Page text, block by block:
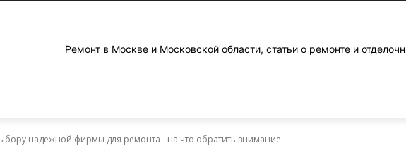
Ремонт в Москве и Московской области, статьи о ремонте и
надежной фирмы для ремонта - на что обратить внимание